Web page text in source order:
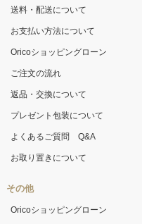
送料・配送について
お支払い方法について
Oricoショッピングローン
ご注文の流れ
返品・交換について
プレゼント包装について
よくあるご質問 Q&A
お取り置きについて
その他
Oricoショッピングローン